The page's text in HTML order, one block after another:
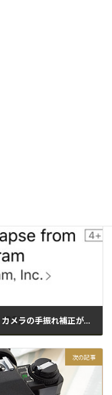
インスタグラム「ハイパーラプス」カメラの手振れ補正がスゴイ！
次の記事